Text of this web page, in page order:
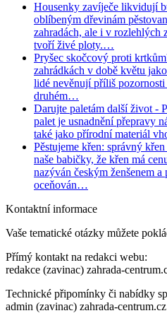
Housenky zavíječe likvidují
oblíbeným dřevinám
zahradách, ale i v rozlehlých
tvoří živé ploty.…
Pryšec skočcový proti
zahrádkách v době květu
lidé nevěnují příliš
druhém…
Darujte paletám další život-
palet je usnadnění přepravy
také jako přírodní materiál
Pěstujeme křen: správný
naše babičky, že křen má
nazýván českým ženšenem
oceňován…
Kontaktní informace
Vaše tematické otázky můžete
Přímý kontakt na redakci webu:
redakce (zavinac) zahrada-
Technické připomínky či nabídky
admin (zavinac) zahrada-centrum.cz